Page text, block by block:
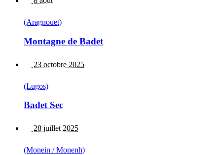
(Aragnouet)
Montagne de Badet
23 octobre 2025
(Lugos)
Badet Sec
28 juillet 2025
(Monein / Monenh)